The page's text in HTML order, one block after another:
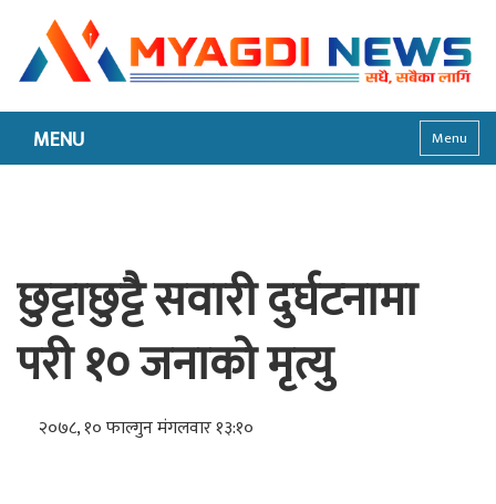
MENU Menu
छुट्टाछुट्टै सवारी दुर्घटनामा
परी १० जनाको मृत्यु
२०७८, १० फाल्गुन मंगलवार १३:१०